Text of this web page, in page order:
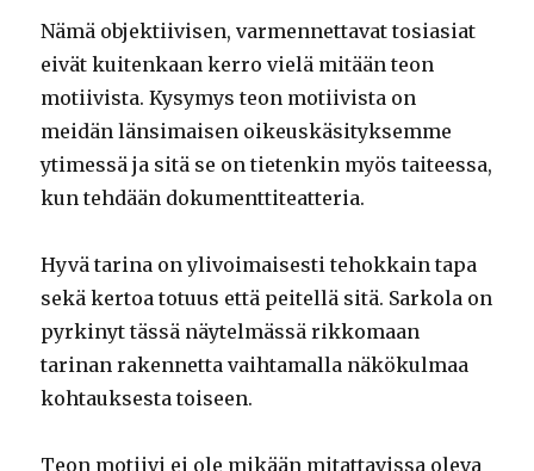
Nämä objektiivisen, varmennettavat tosiasiat
eivät kuitenkaan kerro vielä mitään teon
motiivista. Kysymys teon motiivista on
meidän länsimaisen oikeuskäsityksemme
ytimessä ja sitä se on tietenkin myös taiteessa,
kun tehdään dokumenttiteatteria.
Hyvä tarina on ylivoimaisesti tehokkain tapa
sekä kertoa totuus että peitellä sitä. Sarkola on
pyrkinyt tässä näytelmässä rikkomaan
tarinan rakennetta vaihtamalla näkökulmaa
kohtauksesta toiseen.
Teon motiivi ei ole mikään mitattavissa oleva